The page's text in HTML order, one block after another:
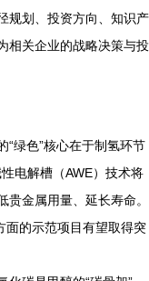
规划、投资方向、知识产
相关企业的战略决策与投
“绿色”核心在于制氢环节
电解槽（AWE）技术将
金属用量、延长寿命。
面的示范项目有望取得突